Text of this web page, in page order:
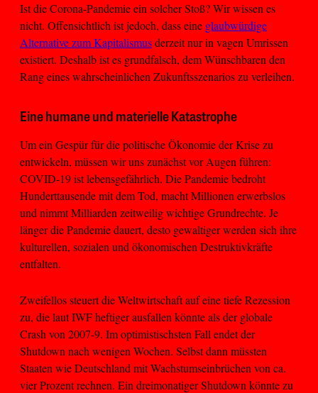
Ist die Corona-Pandemie ein solcher Stoß? Wir wissen es
nicht. Offensichtlich ist jedoch, dass eine glaubwürdige
Alternative zum Kapitalismusderzeit nur in vagen Umrissen
existiert. Deshalb ist es grundfalsch, dem Wünschbaren den
Rang eines wahrscheinlichen Zukunftsszenarios zu verleihen.
Eine humane und materielle Katastrophe
Um ein Gespür für die politische Ökonomie der Krise zu
entwickeln, müssen wir uns zunächst vor Augen führen:
COVID-19 ist lebensgefährlich. Die Pandemie bedroht
Hunderttausende mit dem Tod, macht Millionen erwerbslos
und nimmt Milliarden zeitweilig wichtige Grundrechte. Je
länger die Pandemie dauert, desto gewaltiger werden sich ihre
kulturellen, sozialen und ökonomischen Destruktivkräfte
entfalten.
Zweifellos steuert die Weltwirtschaft auf eine tiefe Rezession
zu, die laut IWF heftiger ausfallen könnte als der globale
Crash von 2007-9. Im optimistischsten Fall endet der
Shutdown nach wenigen Wochen. Selbst dann müssten
Staaten wie Deutschland mit Wachstumseinbrüchen von ca.
vier Prozent rechnen. Ein dreimonatiger Shutdown könnte zu